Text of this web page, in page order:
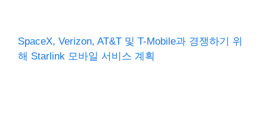
SpaceX, Verizon, AT&T 및 T-Mobile과 경쟁하기 위
해 Starlink 모바일 서비스 계획